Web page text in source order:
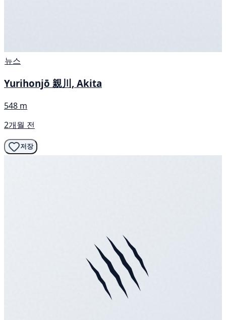
뉴스
Yurihonjō 親川, Akita
548 m
2개월 전
저장